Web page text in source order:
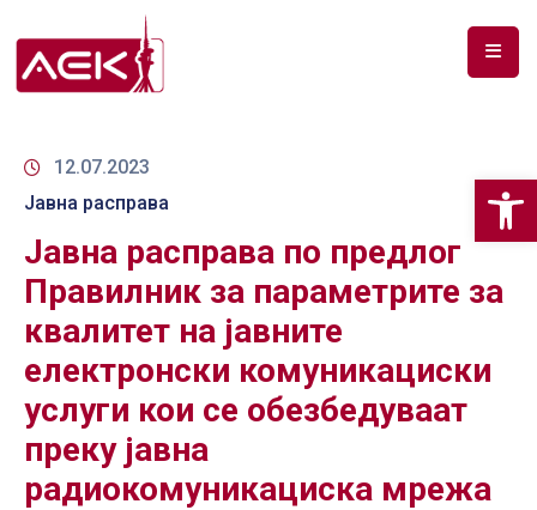
ЗА
ДОКУМЕНТИ
СПЕКТАР
ТЕЛЕКОМУНИКАЦИИ
АНАЛИЗА
НА
ПАЗАР
12.07.2023
Јавна расправа
Јавна расправа по предлог
Правилник за параметрите за
квалитет на јавните
елeктронски комуникациски
услуги кои се обезбедуваат
преку јавна
радиокомуникациска мрежа